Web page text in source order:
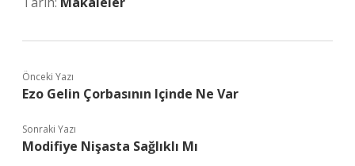
Önceki Yazı
Ezo Gelin Çorbasının Içinde Ne Var
Sonraki Yazı
Modifiye Nişasta Sağlıklı Mı